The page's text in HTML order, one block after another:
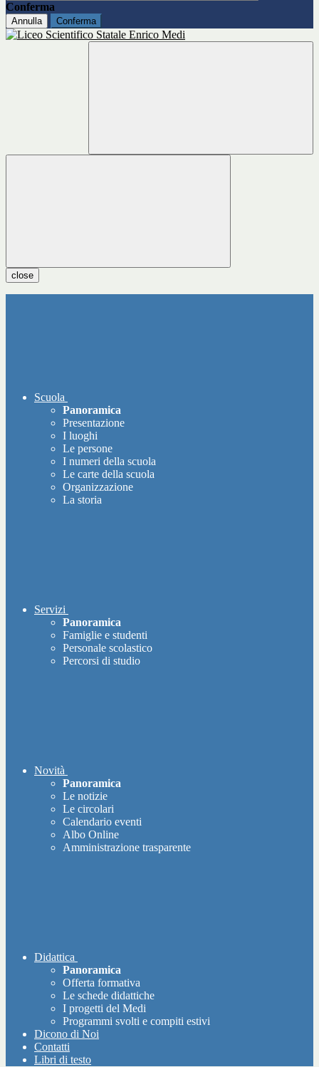
Conferma
Annulla Conferma
close
Scuola
Panoramica
Presentazione
I luoghi
Le persone
I numeri della scuola
Le carte della scuola
Organizzazione
La storia
Servizi
Panoramica
Famiglie e studenti
Personale scolastico
Percorsi di studio
Novità
Panoramica
Le notizie
Le circolari
Calendario eventi
Albo Online
Amministrazione trasparente
Didattica
Panoramica
Offerta formativa
Le schede didattiche
I progetti del Medi
Programmi svolti e compiti estivi
Dicono di Noi
Contatti
Libri di testo